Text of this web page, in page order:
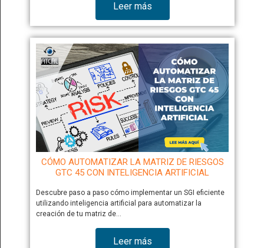
Leer más
CÓMO AUTOMATIZAR LA MATRIZ DE RIESGOS
GTC 45 CON INTELIGENCIA ARTIFICIAL
Descubre paso a paso cómo implementar un SGI eficiente
utilizando inteligencia artificial para automatizar la
creación de tu matriz de…
Leer más